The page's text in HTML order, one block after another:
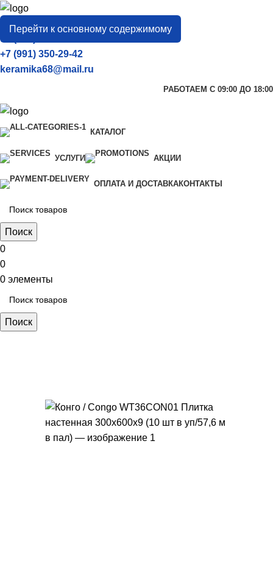
Перейти к основному содержимому
город
Тамбов
+7 (906) 657-33-54
+7 (991) 350-29-42
keramika68@mail.ru
РАБОТАЕМ С 09:00 ДО 18:00
КАТАЛОГ
УСЛУГИ АКЦИИ
ОПЛАТА И ДОСТАВКАКОНТАКТЫ
Поиск
0
0
0 элементы
Поиск